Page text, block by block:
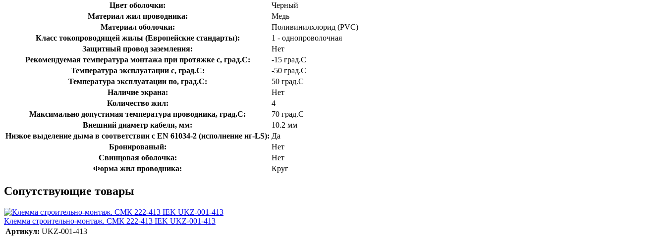
Цвет оболочки:
Черный
Материал жил проводника:
Медь
Материал оболочки:
Поливинилхлорид (PVC)
Класс токопроводящей жилы (Европейские стандарты):
1 - однопроволочная
Защитный провод заземления:
Нет
Рекомендуемая температура монтажа при протяжке с, град.C:
-15 град.C
Температура эксплуатации с, град.C:
-50 град.C
Температура эксплуатации по, град.C:
50 град.C
Наличие экрана:
Нет
Количество жил:
4
Максимально допустимая температура проводника, град.C:
70 град.C
Внешний диаметр кабеля, мм:
10.2 мм
Низкое выделение дыма в соответствии с EN 61034-2 (исполнение нг-LS): Да
Бронированый:
Нет
Свинцовая оболочка:
Нет
Форма жил проводника:
Круг
Сопутствующие товары
Клемма строительно-монтаж. СМК 222-413 IEK UKZ-001-413
Артикул: UKZ-001-413